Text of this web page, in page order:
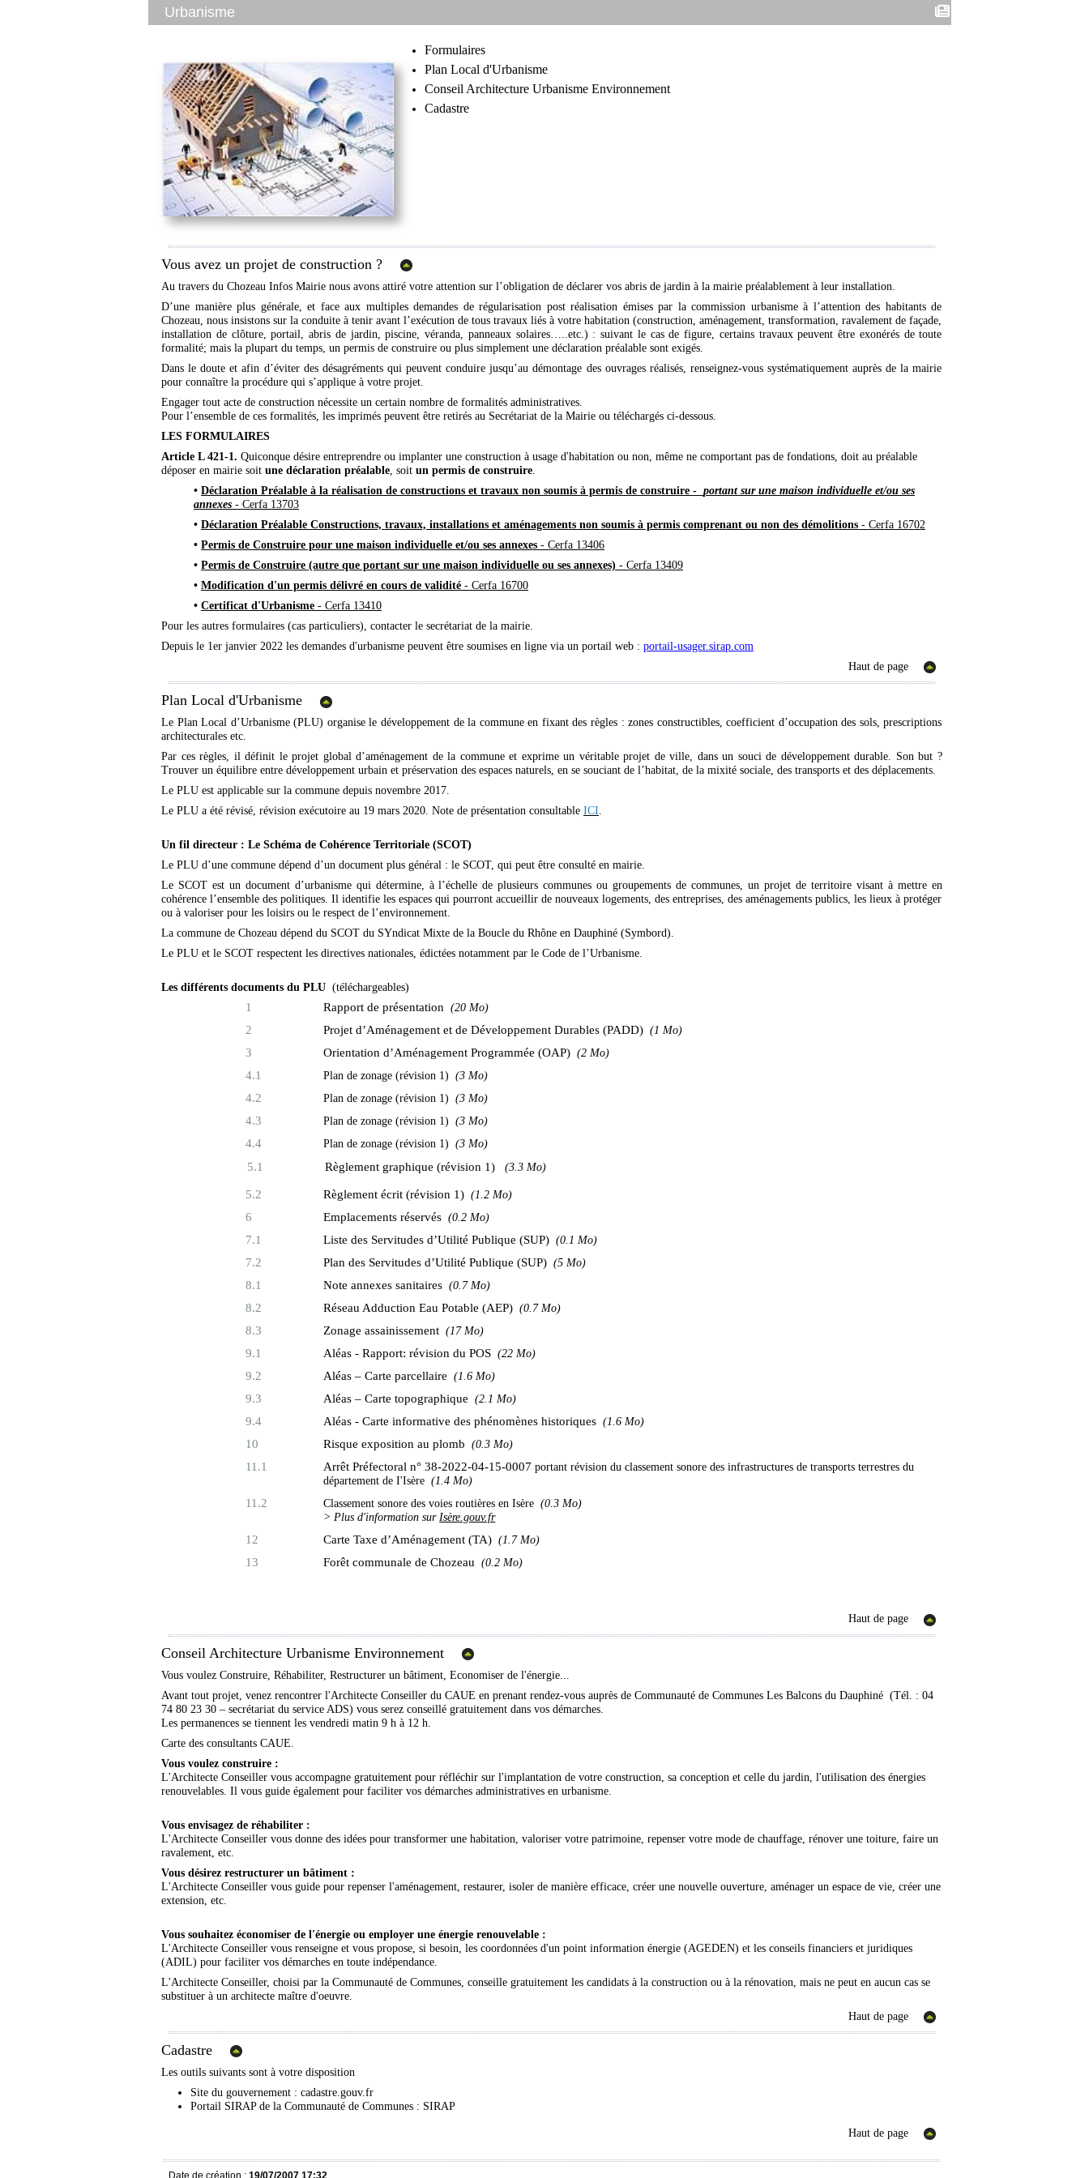
Urbanisme
Formulaires
Plan Local d'Urbanisme
Conseil Architecture Urbanisme Environnement
Cadastre
Vous avez un projet de construction ?
Au travers du Chozeau Infos Mairie nous avons attiré votre attention sur l’obligation de déclarer vos abris de jardin à la mairie préalablement à leur installation.
D’une manière plus générale, et face aux multiples demandes de régularisation post réalisation émises par la commission urbanisme à l’attention des habitants de
Chozeau, nous insistons sur la conduite à tenir avant l’exécution de tous travaux liés à votre habitation (construction, aménagement, transformation, ravalement de façade,
installation de clôture, portail, abris de jardin, piscine, véranda, panneaux solaires…..etc.) : suivant le cas de figure, certains travaux peuvent être exonérés de toute
formalité; mais la plupart du temps, un permis de construire ou plus simplement une déclaration préalable sont exigés.
Dans le doute et afin d’éviter des désagréments qui peuvent conduire jusqu’au démontage des ouvrages réalisés, renseignez-vous systématiquement auprès de la mairie
pour connaître la procédure qui s’applique à votre projet.
Engager tout acte de construction nécessite un certain nombre de formalités administratives.
Pour l’ensemble de ces formalités, les imprimés peuvent être retirés au Secrétariat de la Mairie ou téléchargés ci-dessous.
LES FORMULAIRES
Article L 421-1. Quiconque désire entreprendre ou implanter une construction à usage d'habitation ou non, même ne comportant pas de fondations, doit au préalable
déposer en mairie soit une déclaration préalable, soit un permis de construire.
• Déclaration Préalable à la réalisation de constructions et travaux non soumis à permis de construire - portant sur une maison individuelle et/ou ses
annexes - Cerfa 13703
• Déclaration Préalable Constructions, travaux, installations et aménagements non soumis à permis comprenant ou non des démolitions - Cerfa 16702
• Permis de Construire pour une maison individuelle et/ou ses annexes - Cerfa 13406
• Permis de Construire (autre que portant sur une maison individuelle ou ses annexes) - Cerfa 13409
• Modification d'un permis délivré en cours de validité - Cerfa 16700
• Certificat d'Urbanisme - Cerfa 13410
Pour les autres formulaires (cas particuliers), contacter le secrétariat de la mairie.
Depuis le 1er janvier 2022 les demandes d'urbanisme peuvent être soumises en ligne via un portail web : portail-usager.sirap.com
Haut de page
Plan Local d'Urbanisme
Le Plan Local d’Urbanisme (PLU) organise le développement de la commune en fixant des règles : zones constructibles, coefficient d’occupation des sols, prescriptions
architecturales etc.
Par ces règles, il définit le projet global d’aménagement de la commune et exprime un véritable projet de ville, dans un souci de développement durable. Son but ?
Trouver un équilibre entre développement urbain et préservation des espaces naturels, en se souciant de l’habitat, de la mixité sociale, des transports et des déplacements.
Le PLU est applicable sur la commune depuis novembre 2017.
Le PLU a été révisé, révision exécutoire au 19 mars 2020. Note de présentation consultable ICI.
Un fil directeur : Le Schéma de Cohérence Territoriale (SCOT)
Le PLU d’une commune dépend d’un document plus général : le SCOT, qui peut être consulté en mairie.
Le SCOT est un document d’urbanisme qui détermine, à l’échelle de plusieurs communes ou groupements de communes, un projet de territoire visant à mettre en
cohérence l’ensemble des politiques. Il identifie les espaces qui pourront accueillir de nouveaux logements, des entreprises, des aménagements publics, les lieux à protéger
ou à valoriser pour les loisirs ou le respect de l’environnement.
La commune de Chozeau dépend du SCOT du SYndicat Mixte de la Boucle du Rhône en Dauphiné (Symbord).
Le PLU et le SCOT respectent les directives nationales, édictées notamment par le Code de l’Urbanisme.
Les différents documents du PLU (téléchargeables)
1 Rapport de présentation (20 Mo)
2 Projet d’Aménagement et de Développement Durables (PADD) (1 Mo)
3 Orientation d’Aménagement Programmée (OAP) (2 Mo)
4.1 Plan de zonage (révision 1) (3 Mo)
4.2 Plan de zonage (révision 1) (3 Mo)
4.3 Plan de zonage (révision 1) (3 Mo)
4.4 Plan de zonage (révision 1) (3 Mo)
5.1 Règlement graphique (révision 1) (3.3 Mo)
5.2 Règlement écrit (révision 1) (1.2 Mo)
6 Emplacements réservés (0.2 Mo)
7.1 Liste des Servitudes d’Utilité Publique (SUP) (0.1 Mo)
7.2 Plan des Servitudes d’Utilité Publique (SUP) (5 Mo)
8.1 Note annexes sanitaires (0.7 Mo)
8.2 Réseau Adduction Eau Potable (AEP) (0.7 Mo)
8.3 Zonage assainissement (17 Mo)
9.1 Aléas - Rapport: révision du POS (22 Mo)
9.2 Aléas – Carte parcellaire (1.6 Mo)
9.3 Aléas – Carte topographique (2.1 Mo)
9.4 Aléas - Carte informative des phénomènes historiques (1.6 Mo)
10 Risque exposition au plomb (0.3 Mo)
11.1 Arrêt Préfectoral n° 38-2022-04-15-0007portant révision du classement sonore des infrastructures de transports terrestres du
département de I'Isère (1.4 Mo)
11.2 Classement sonore des voies routières en Isère (0.3 Mo)
> Plus d'information surIsère.gouv.fr
12 Carte Taxe d’Aménagement (TA) (1.7 Mo)
13 Forêt communale de Chozeau (0.2 Mo)
Haut de page
Conseil Architecture Urbanisme Environnement
Vous voulez Construire, Réhabiliter, Restructurer un bâtiment, Economiser de l'énergie...
Avant tout projet, venez rencontrer l'Architecte Conseiller du CAUE en prenant rendez-vous auprès de Communauté de Communes Les Balcons du Dauphiné (Tél. : 04
74 80 23 30 – secrétariat du service ADS) vous serez conseillé gratuitement dans vos démarches.
Les permanences se tiennent les vendredi matin 9 h à 12 h.
Carte des consultants CAUE.
Vous voulez construire :
L'Architecte Conseiller vous accompagne gratuitement pour réfléchir sur l'implantation de votre construction, sa conception et celle du jardin, l'utilisation des énergies
renouvelables. Il vous guide également pour faciliter vos démarches administratives en urbanisme.
Vous envisagez de réhabiliter :
L'Architecte Conseiller vous donne des idées pour transformer une habitation, valoriser votre patrimoine, repenser votre mode de chauffage, rénover une toiture, faire un
ravalement, etc.
Vous désirez restructurer un bâtiment :
L'Architecte Conseiller vous guide pour repenser l'aménagement, restaurer, isoler de manière efficace, créer une nouvelle ouverture, aménager un espace de vie, créer une
extension, etc.
Vous souhaitez économiser de l'énergie ou employer une énergie renouvelable :
L'Architecte Conseiller vous renseigne et vous propose, si besoin, les coordonnées d'un point information énergie (AGEDEN) et les conseils financiers et juridiques
(ADIL) pour faciliter vos démarches en toute indépendance.
L'Architecte Conseiller, choisi par la Communauté de Communes, conseille gratuitement les candidats à la construction ou à la rénovation, mais ne peut en aucun cas se
substituer à un architecte maître d'oeuvre.
Haut de page
Cadastre
Les outils suivants sont à votre disposition
Site du gouvernement : cadastre.gouv.fr
Portail SIRAP de la Communauté de Communes : SIRAP
Haut de page
Date de création : 19/07/2007 17:32